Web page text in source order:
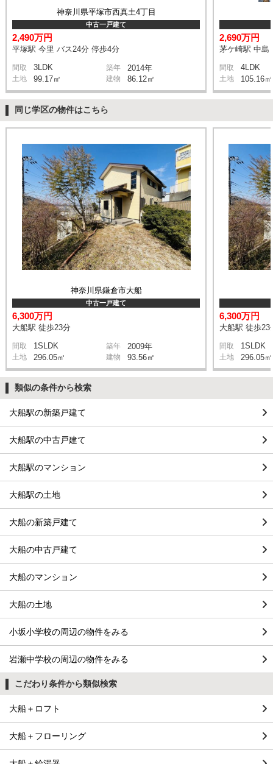
神奈川県平塚市西真土4丁目
中古一戸建て
2,490万円
平塚駅 今里 バス24分 停歩4分
間取 3LDK 築年 2014年
土地 99.17㎡ 建物 86.12㎡
2,690万円
茅ケ崎駅 中島
間取 4LDK
土地 105.16㎡
同じ学区の物件はこちら
神奈川県鎌倉市大船
中古一戸建て
6,300万円
大船駅 徒歩23分
間取 1SLDK 築年 2009年
土地 296.05㎡ 建物 93.56㎡
6,300万円
大船駅 徒歩23
間取 1SLDK
土地 296.05㎡
類似の条件から検索
大船駅の新築戸建て
大船駅の中古戸建て
大船駅のマンション
大船駅の土地
大船の新築戸建て
大船の中古戸建て
大船のマンション
大船の土地
小坂小学校の周辺の物件をみる
岩瀬中学校の周辺の物件をみる
こだわり条件から類似検索
大船＋ロフト
大船＋フローリング